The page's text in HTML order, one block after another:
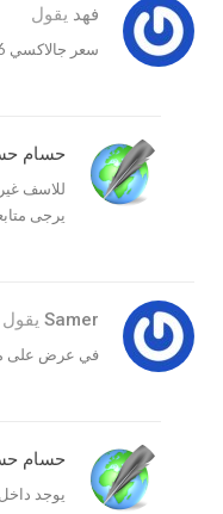
فهد يقول
سعر جالاكسي s6
حسام
للاسف
يرجى
Samer يقول
في عرض على
حسام
يوجد